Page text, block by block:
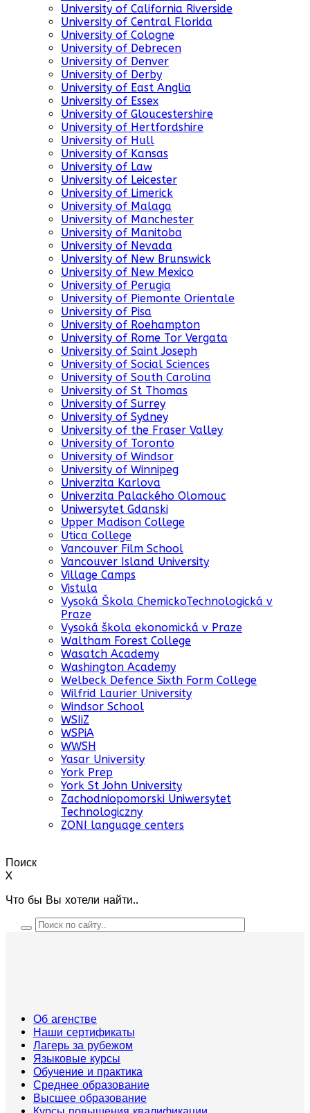
University of California Riverside
University of Central Florida
University of Cologne
University of Debrecen
University of Denver
University of Derby
University of East Anglia
University of Essex
University of Gloucestershire
University of Hertfordshire
University of Hull
University of Kansas
University of Law
University of Leicester
University of Limerick
University of Malaga
University of Manchester
University of Manitoba
University of Nevada
University of New Brunswick
University of New Mexico
University of Perugia
University of Piemonte Orientale
University of Pisa
University of Roehampton
University of Rome Tor Vergata
University of Saint Joseph
University of Social Sciences
University of South Carolina
University of St Thomas
University of Surrey
University of Sydney
University of the Fraser Valley
University of Toronto
University of Windsor
University of Winnipeg
Univerzita Karlova
Univerzita Palackého Olomouc
Uniwersytet Gdanski
Upper Madison College
Utica College
Vancouver Film School
Vancouver Island University
Village Camps
Vistula
Vysoká Škola ChemickoTechnologická v
Praze
Vysoká škola ekonomická v Praze
Waltham Forest College
Wasatch Academy
Washington Academy
Welbeck Defence Sixth Form College
Wilfrid Laurier University
Windsor School
WSIiZ
WSPiA
WWSH
Yasar University
York Prep
York St John University
Zachodniopomorski Uniwersytet
Technologiczny
ZONI language centers
Поиск
X
Что бы Вы хотели найти..
Об агенстве
Наши сертификаты
Лагерь за рубежом
Языковые курсы
Обучение и практика
Среднее образование
Высшее образование